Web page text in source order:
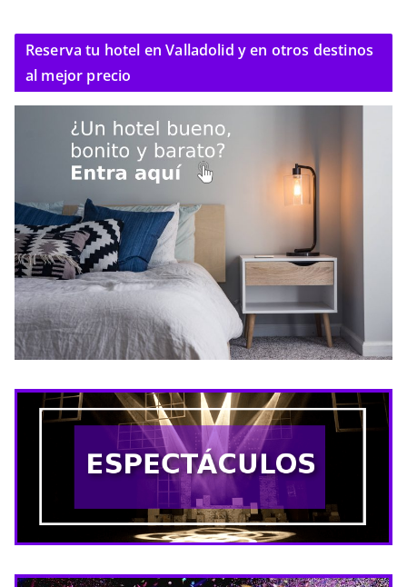
Reserva tu hotel en Valladolid y en otros destinos
al mejor precio